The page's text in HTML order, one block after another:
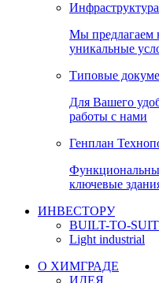
Инфраструктура
Мы предлагаем
уникальные
Типовые
Для Вашего
работы с нами
Генплан
ключевые
ИНВЕСТОРУ
BUILT-TO-SUIT
Light industrial
О ХИМГРАДЕ
ИДЕЯ